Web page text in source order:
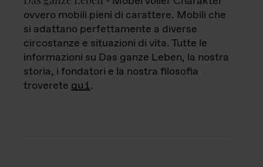
ovvero mobili pieni di carattere. Mobili che
si adattano perfettamente a diverse
circostanze e situazioni di vita. Tutte le
informazioni su Das ganze Leben, la nostra
storia, i fondatori e la nostra filosofia
troverete qui.